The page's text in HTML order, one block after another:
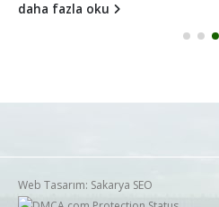
daha fazla oku
Web Tasarım: Sakarya SEO